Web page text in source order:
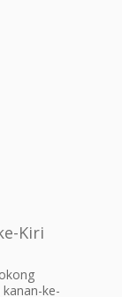
Kiri
ke-